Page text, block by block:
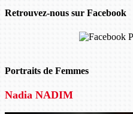
Retrouvez-nous sur Facebook
Portraits de Femmes
Nadia NADIM